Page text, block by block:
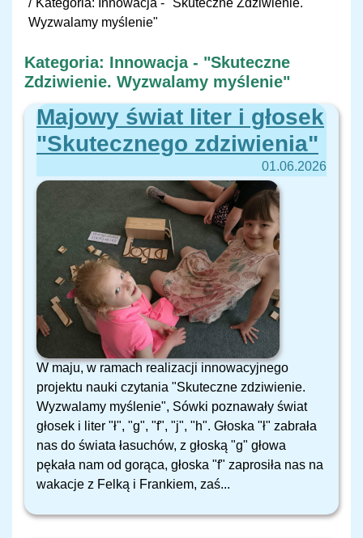
Kategoria: Innowacja - "Skuteczne Zdziwienie.
Wyzwalamy myślenie"
Kategoria: Innowacja - "Skuteczne
Zdziwienie. Wyzwalamy myślenie"
Majowy świat liter i głosek
"Skutecznego zdziwienia"
01.06.2026
W maju, w ramach realizacji innowacyjnego
projektu nauki czytania "Skuteczne zdziwienie.
Wyzwalamy myślenie", Sówki poznawały świat
głosek i liter "ł", "g", "f", "j", "h". Głoska "ł" zabrała
nas do świata łasuchów, z głoską "g" głowa
pękała nam od gorąca, głoska "f" zaprosiła nas na
wakacje z Felką i Frankiem, zaś...